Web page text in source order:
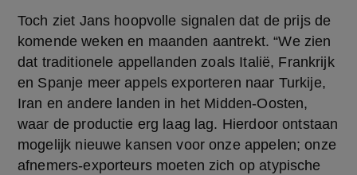
Toch ziet Jans hoopvolle signalen dat de prijs de
komende weken en maanden aantrekt. “We zien
dat traditionele appellanden zoals Italië, Frankrijk
en Spanje meer appels exporteren naar Turkije,
Iran en andere landen in het Midden-Oosten,
waar de productie erg laag lag. Hierdoor ontstaan
mogelijk nieuwe kansen voor onze appelen; onze
afnemers-exporteurs moeten zich op atypische